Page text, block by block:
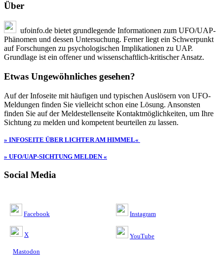
Über
ufoinfo.de bietet grundlegende Informationen zum UFO/UAP-
Phänomen und dessen Untersuchung. Ferner liegt ein Schwerpunkt
auf Forschungen zu psychologischen Implikationen zu UAP.
Grundlage ist ein offener und wissenschaftlich-kritischer Ansatz.
Etwas Ungewöhnliches gesehen?
Auf der Infoseite mit häufigen und typischen Auslösern von UFO-
Meldungen finden Sie vielleicht schon eine Lösung. Ansonsten
finden Sie auf der Meldestellenseite Kontaktmöglichkeiten, um Ihre
Sichtung zu melden und kompetent beurteilen zu lassen.
» INFOSEITE ÜBER LICHTER AM HIMMEL«
» UFO/UAP-SICHTUNG MELDEN «
Social Media
Facebook
X
Mastodon
Instagram
YouTube